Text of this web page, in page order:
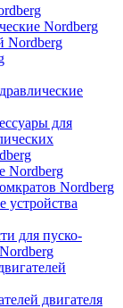
Nordberg
Nordberg
для
Nordberg
Nordberg
устройства
для пуско-
двигателя